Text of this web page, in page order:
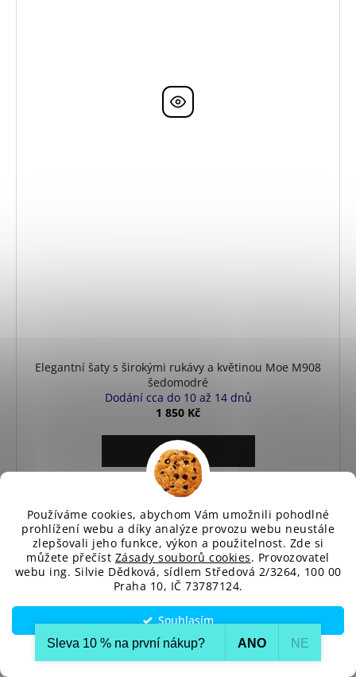
Používáme cookies, abychom Vám umožnili pohodlné
prohlížení webu a díky analýze provozu webu neustále
zlepšovali jeho funkce, výkon a použitelnost. Zde si
můžete přečíst Zásady souborů cookies. Provozovatel
webu ing. Silvie Dědková, sídlem Středová 2/3264, 100 00
Praha 10, IČ 73787124.
Souhlasím
Nastavení
Elegantní šaty s širokými rukávy a květinou Moe M908
šedomodré
Dodání cca do 10 až 14 dnů
1 850 Kč
DETAIL
Elegantní šaty Moe M908 zaujmou širokými dekorativními
S M L XL XXL
Sleva 10 % na první nákup?​ ANO NE